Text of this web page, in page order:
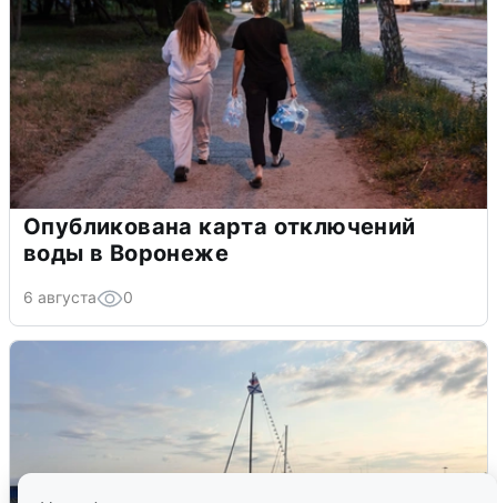
Опубликована карта отключений
воды в Воронеже
6 августа 0